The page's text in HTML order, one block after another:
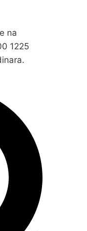
na
1225